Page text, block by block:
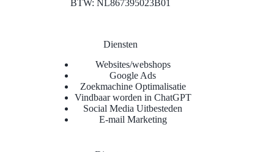
BTW: NL867395023B01
Diensten
Websites/webshops
Google Ads
Zoekmachine Optimalisatie
Vindbaar worden in ChatGPT
Social Media Uitbesteden
E-mail Marketing